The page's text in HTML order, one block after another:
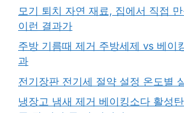
모기 퇴치 자연 재료, 집에서 직접
이런 결과가
주방 기름때 제거 주방세제 vs 베이
과
전기장판 전기세 절약 설정 온도별
냉장고 냄새 제거 베이킹소다 활성